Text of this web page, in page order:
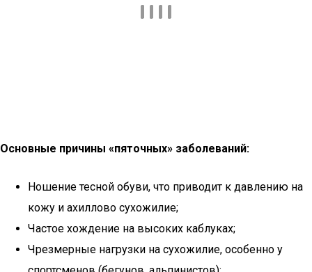
Основные причины «пяточных» заболеваний:
Ношение тесной обуви, что приводит к давлению на
кожу и ахиллово сухожилие;
Частое хождение на высоких каблуках;
Чрезмерные нагрузки на сухожилие, особенно у